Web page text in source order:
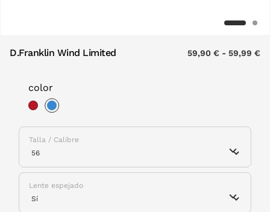
D.Franklin Wind Limited 59,90 € - 59,99 €
color
Talla / Calibre
Lente espejado